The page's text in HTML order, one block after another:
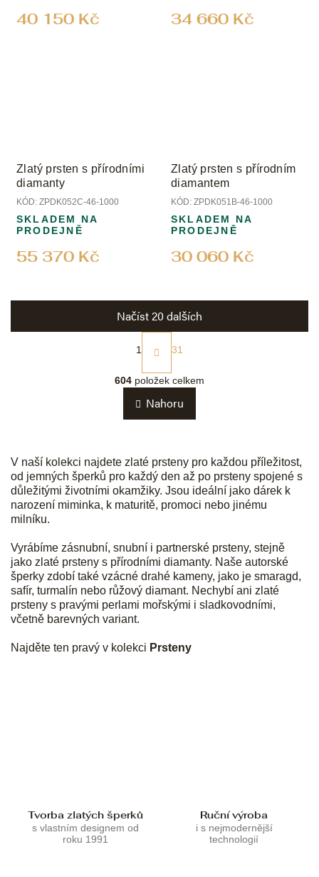
40 150 Kč 34 660 Kč
Zlatý prsten s přírodními
diamanty
KÓD: ZPDK052C-46-1000
55 370 Kč
SKLADEM NA
PRODEJNĚ
Zlatý prsten s přírodním
diamantem
KÓD: ZPDK051B-46-1000
30 060 Kč
SKLADEM NA
PRODEJNĚ
v
l
á
d
í
p
r
v
v
ý
p
i
s
Načíst 20 dalších
S
t
á
n
k
í
1 31
604 položek celkem
Nahoru
V naší kolekci najdete zlaté prsteny pro každou příležitost,
od jemných šperků pro každý den až po prsteny spojené s
důležitými životními okamžiky. Jsou ideální jako dárek k
narození miminka, k maturitě, promoci nebo jinému
milníku.
Vyrábíme zásnubní, snubní i partnerské prsteny, stejně
jako zlaté prsteny s přírodními diamanty. Naše autorské
šperky zdobí také vzácné drahé kameny, jako je smaragd,
safír, turmalín nebo růžový diamant. Nechybí ani zlaté
prsteny s pravými perlami mořskými i sladkovodními,
včetně barevných variant.
Najděte ten pravý v kolekci Prsteny
Tvorba zlatých šperků
s vlastním designem od
roku 1991
Ruční výroba
i s nejmodernější
technologií